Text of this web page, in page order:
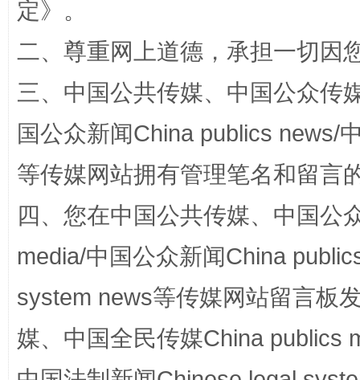
“蜀中异人”王建安的艺术幻境
完善运行机制助力责任有效落实 一纸欠
定》。
二、尊重网上道德，承担一切因
三、中国公共传媒、中国公众传
国公众新闻China publics news/
等传媒网站拥有管理笔名和留言
四、您在中国公共传媒、中国公
media/中国公众新闻China
system news等传媒网站留言板
媒、中国全民传媒China publics